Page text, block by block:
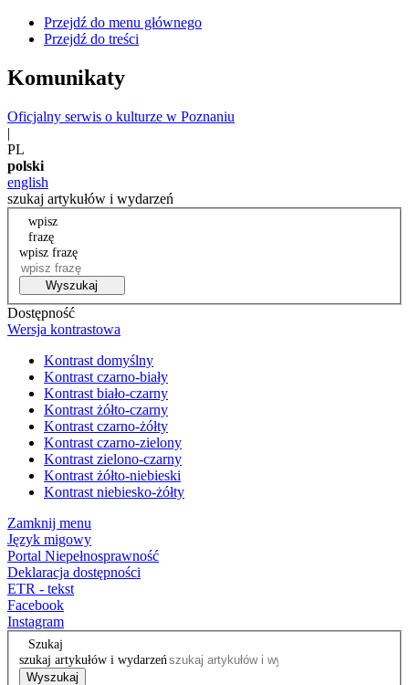
Przejdź do menu głównego
Przejdź do treści
Komunikaty
Oficjalny serwis o kulturze w Poznaniu
|
PL
polski
english
szukaj artykułów i wydarzeń
wpisz
frazę
wpisz frazę
Wyszukaj
Dostępność
Wersja kontrastowa
Kontrast domyślny
Kontrast czarno-biały
Kontrast biało-czarny
Kontrast żółto-czarny
Kontrast czarno-żółty
Kontrast czarno-zielony
Kontrast zielono-czarny
Kontrast żółto-niebieski
Kontrast niebiesko-żółty
Zamknij menu
Język migowy
Portal Niepełnosprawność
Deklaracja dostępności
ETR - tekst
Facebook
Instagram
Szukaj
szukaj artykułów i wydarzeń
Wyszukaj